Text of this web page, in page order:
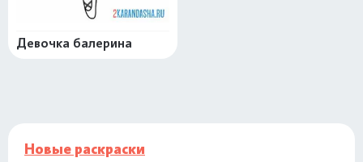
Девочка балерина
Новые раскраски